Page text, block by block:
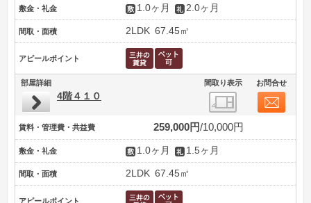
敷金・礼金 1.0ヶ月 2.0ヶ月
間取・面積 2LDK 67.45㎡
アピールポイント
部屋詳細 間取り表示 お問合せ
4階４１０
賃料・管理費・共益費 259,000円 10,000円
敷金・礼金 1.0ヶ月 1.5ヶ月
間取・面積 2LDK 67.45㎡
アピールポイント